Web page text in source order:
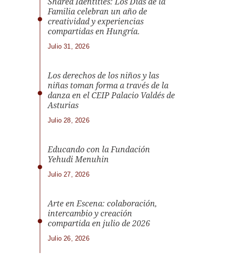
Familia celebran un año de
creatividad y experiencias
compartidas en Hungría.
Julio 31, 2026
Los derechos de los niños y las
niñas toman forma a través de la
danza en el CEIP Palacio Valdés de
Asturias
Julio 28, 2026
Educando con la Fundación
Yehudi Menuhin
Julio 27, 2026
Arte en Escena: colaboración,
intercambio y creación
compartida en julio de 2026
Julio 26, 2026